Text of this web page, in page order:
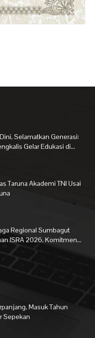
Selamatkan Generasi:
Gelar Edukasi di...
Taruna Akademi TNI Usai
Regional Sumbagut
ISRA 2026, Komitmen...
Masuk Tahun
Sepekan